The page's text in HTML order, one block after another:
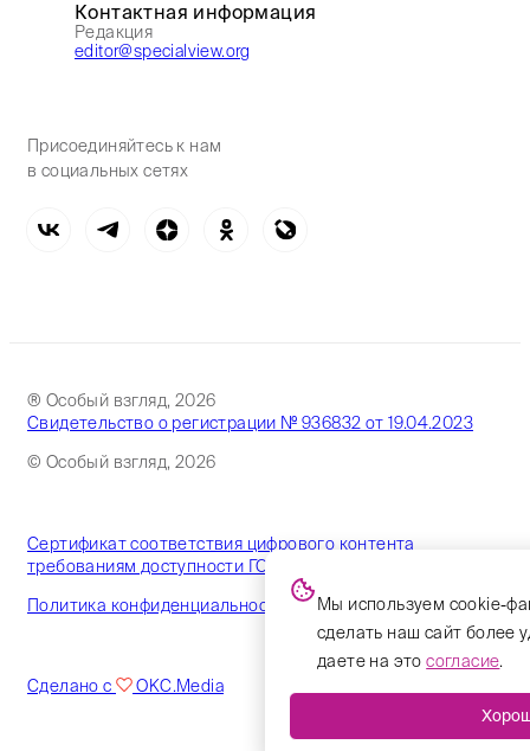
Контактная информация
Редакция
editor@specialview.org
Присоединяйтесь к нам
в социальных сетях
® Особый взгляд, 2026
Свидетельство о регистрации № 936832 от 19.04.2023
© Особый взгляд, 2026
Сертификат соответствия цифрового контента
требованиям доступности ГОСТ
Политика конфиденциальности
Сделано с OKC.Media
Мы используем cookie-
сделать наш сайт более
даете на этосогласие.